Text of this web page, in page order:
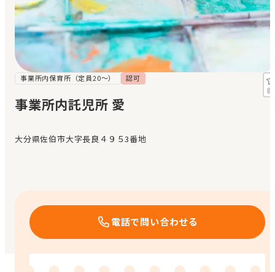
お気に入り
見学日記
メッセージ
おすすめの園
エンクルの特徴と活用方法
事業所内保育所（定員20～） 認可
事業所内託児所 愛
大分県佐伯市大字長良４９５3番地
電話で問い合わせる